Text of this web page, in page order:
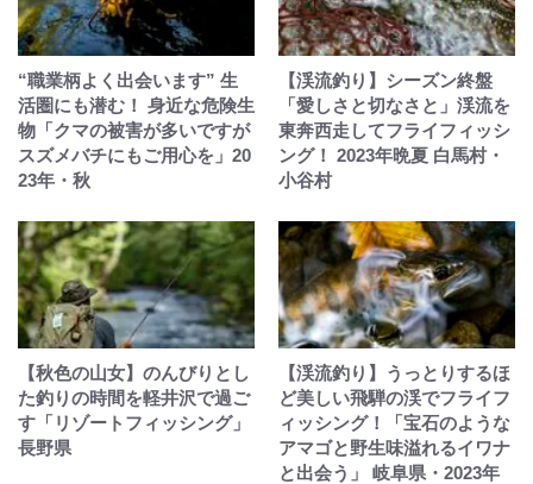
“職業柄よく出会います” 生
活圏にも潜む！ 身近な危険生
物「クマの被害が多いですが
スズメバチにもご用心を」20
23年・秋
【渓流釣り】シーズン終盤
「愛しさと切なさと」渓流を
東奔西走してフライフィッシ
ング！ 2023年晩夏 白馬村・
小谷村
【秋色の山女】のんびりとし
た釣りの時間を軽井沢で過ご
す「リゾートフィッシング」
長野県
【渓流釣り】うっとりするほ
ど美しい飛騨の渓でフライフ
ィッシング！「宝石のような
アマゴと野生味溢れるイワナ
と出会う」 岐阜県・2023年